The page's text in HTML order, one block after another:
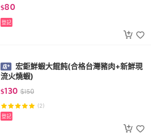
$80
登記
宏鉅鮮蝦大餛飩(合格台灣豬肉+新鮮現
流火燒蝦)
$130 $150
(2)
登記